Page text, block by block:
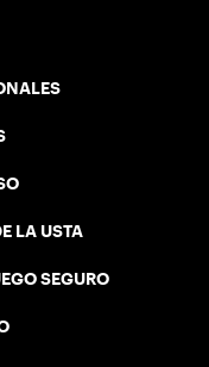
LA USTA
SEGURO